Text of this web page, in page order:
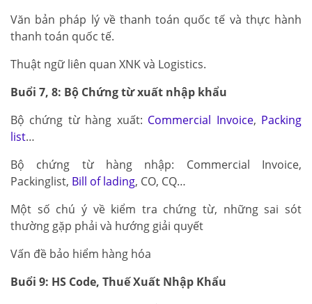
Văn bản pháp lý về thanh toán quốc tế và thực hành
thanh toán quốc tế.
Thuật ngữ liên quan XNK và Logistics.
Buổi 7, 8: Bộ Chứng từ xuất nhập khẩu
Bộ chứng từ hàng xuất: Commercial Invoice, Packing
list…
Bộ chứng từ hàng nhập: Commercial Invoice,
Packinglist, Bill of lading, CO, CQ…
Một số chú ý về kiểm tra chứng từ, những sai sót
thường gặp phải và hướng giải quyết
Vấn đề bảo hiểm hàng hóa
Buổi 9: HS Code, Thuế Xuất Nhập Khẩu